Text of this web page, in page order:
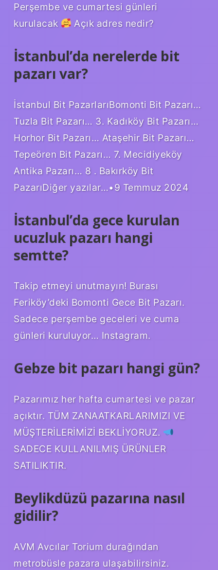
Perşembe ve cumartesi günleri
kurulacak
Açık adres nedir?
İstanbul’da nerelerde bit
pazarı var?
İstanbul Bit PazarlarıBomonti Bit Pazarı…
Tuzla Bit Pazarı… 3. Kadıköy Bit Pazarı…
Horhor Bit Pazarı… Ataşehir Bit Pazarı…
Tepeören Bit Pazarı… 7. Mecidiyeköy
Antika Pazarı… 8 . Bakırköy Bit
PazarıDiğer yazılar…•9 Temmuz 2024
İstanbul’da gece kurulan
ucuzluk pazarı hangi
semtte?
Takip etmeyi unutmayın! Burası
Feriköy’deki Bomonti Gece Bit Pazarı.
Sadece perşembe geceleri ve cuma
günleri kuruluyor… Instagram.
Gebze bit pazarı hangi gün?
Pazarımız her hafta cumartesi ve pazar
açıktır. TÜM ZANAATKARLARIMIZI VE
MÜŞTERİLERİMİZİ BEKLİYORUZ.
SADECE KULLANILMIŞ ÜRÜNLER
SATILIKTIR.
Beylikdüzü pazarına nasıl
gidilir?
AVM Avcılar Torium durağından
metrobüsle pazara ulaşabilirsiniz.